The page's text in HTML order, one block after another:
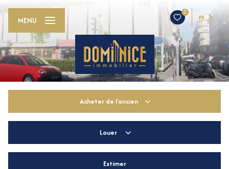
0
FR
MENU
Acheter de l'ancien
De l'immo pro
Louer
Estimer